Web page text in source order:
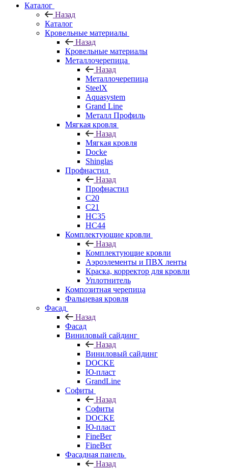
Каталог
Назад
Каталог
Кровельные материалы
Назад
Кровельные материалы
Металлочерепица
Назад
Металлочерепица
SteelX
Aquasystem
Grand Line
Металл Профиль
Мягкая кровля
Назад
Мягкая кровля
Docke
Shinglas
Профнастил
Назад
Профнастил
C20
C21
НС35
НС44
Комплектующие кровли
Назад
Комплектующие кровли
Аэроэлементы и ПВХ ленты
Краска, корректор для кровли
Уплотнитель
Композитная черепица
Фальцевая кровля
Фасад
Назад
Фасад
Виниловый сайдинг
Назад
Виниловый сайдинг
DOCKE
Ю-пласт
GrandLine
Софиты
Назад
Софиты
DOCKE
Ю-пласт
FineBer
FineBer
Фасадная панель
Назад